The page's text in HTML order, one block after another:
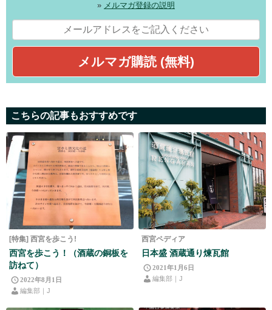
» メルマガ登録の説明
こちらの記事もおすすめです
[特集] 西宮を歩こう!
西宮を歩こう！（酒蔵の銅板を
訪ねて）
2022年8月1日
編集部｜J
西宮ペディア
日本盛 酒蔵通り煉瓦館
2021年1月6日
編集部｜J